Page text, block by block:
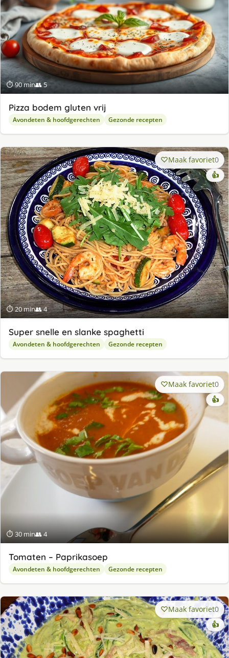
⏱ 90 min👥 5
Pizza bodem gluten vrij
Avondeten & hoofdgerechten Gezonde recepten
⏱ 20 min👥 4
Maak favoriet0
👍
Super snelle en slanke spaghetti
Avondeten & hoofdgerechten Gezonde recepten
⏱ 30 min👥 4
Maak favoriet0
👍
Tomaten – Paprikasoep
Avondeten & hoofdgerechten Gezonde recepten
Maak favoriet0
👍